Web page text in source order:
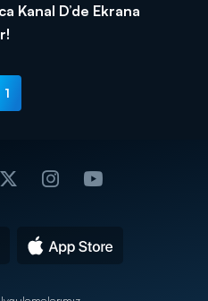
Kanal D’de Ekrana
1